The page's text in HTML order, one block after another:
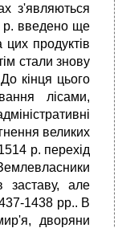
з'являються
р. введено ще
продуктів
стали знову
кінця цього
лісами,
великих
р. перехід
заставу, але
1438 рр.. В
дворяни